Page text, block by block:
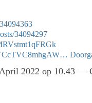
34094297
2022 op 10.43 —